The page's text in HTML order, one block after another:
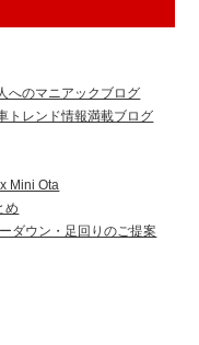
へのマニアックブログ
トレンド情報満載ブログ
Mini Ota
め
ダウン・足回りのご提案